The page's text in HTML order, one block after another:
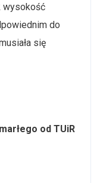
wysokość
do
się
od TUiR